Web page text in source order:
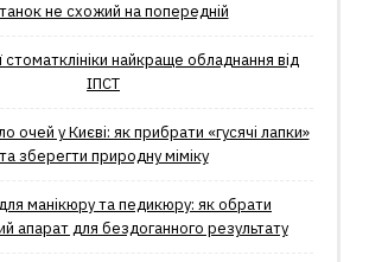
не схожий на попередній
стоматклініки найкраще обладнання від
ІПСТ
очей у Києві: як прибрати «гусячі лапки»
та зберегти природну міміку
манікюру та педикюру: як обрати
апарат для бездоганного результату